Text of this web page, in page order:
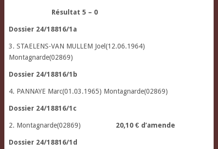
Résultat 5 – 0
Dossier 24/18816/1a
3. STAELENS-VAN MULLEM Joel(12.06.1964)
Montagnarde(02869)
Dossier 24/18816/1b
4. PANNAYE Marc(01.03.1965) Montagnarde(02869)
Dossier 24/18816/1c
2. Montagnarde(02869) 20,10 € d’amende
Dossier 24/18816/1d